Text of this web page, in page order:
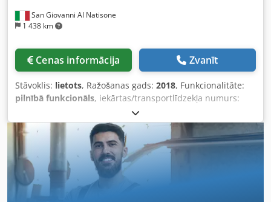
San Giovanni Al Natisone
1 438 km
Cenas informācija Zvanīt
Stāvoklis: lietots, Ražošanas gads: 2018, Funkcionalitāte:
pilnībā funkcionāls, iekārtas/transportlīdzekļa numurs:
, ieejas spriegums:400 V
stieple, SASPĪNĀTĀ GAISA ŽĀVĒTĀJS ATLAS COPCO MOD.
FX13 - 3 KW - 13 BAR - ATBILST CE NORMĀM - LIETOTS -
Spriegums: 400/50 - Sērijas Nr.: ITJ214062 - Gads: 2018 *i8
Djdox Rbnwopfx Ambekr - KOMPLEKTĀ AR
ROKASGRĀMATU UN CE DEKLARĀCIJU